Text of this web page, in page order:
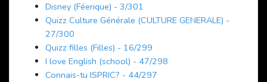
Disney (Féerique) - 3/301
Quizz Culture Générale (CULTURE GENERALE) -
27/300
Quizz filles (Filles) - 16/299
I love English (school) - 47/298
Connais-tu ISPRIC? - 44/297